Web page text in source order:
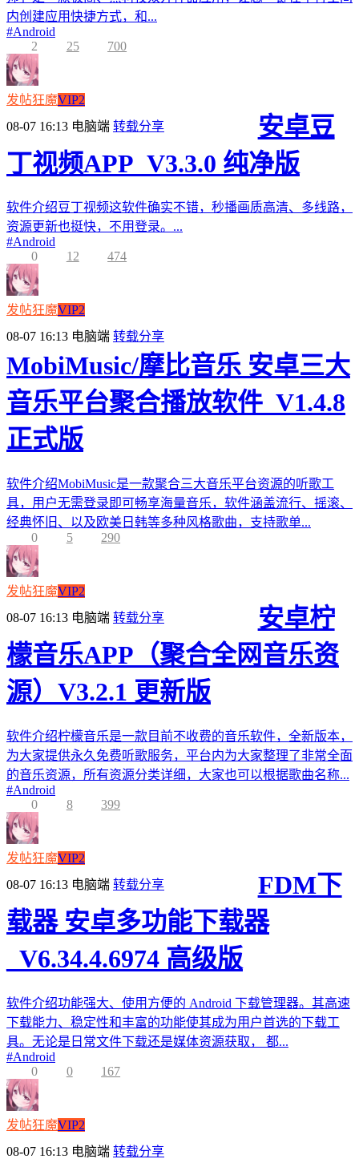
内创建应用快捷方式，和...
#Android
2
25 700
发帖狂魔VIP2
08-07 16:13 电脑端 转载分享
安卓豆
丁视频APP_V3.3.0 纯净版
软件介绍豆丁视频这软件确实不错，秒播画质高清、多线路，
资源更新也挺快，不用登录。...
#Android
0
12 474
发帖狂魔VIP2
08-07 16:13 电脑端 转载分享
MobiMusic/摩比音乐 安卓三大
音乐平台聚合播放软件_V1.4.8
正式版
软件介绍MobiMusic是一款聚合三大音乐平台资源的听歌工
具，用户无需登录即可畅享海量音乐，软件涵盖流行、摇滚、
经典怀旧、以及欧美日韩等多种风格歌曲，支持歌单...
0
5 290
发帖狂魔VIP2
08-07 16:13 电脑端 转载分享
安卓柠
檬音乐APP（聚合全网音乐资
源）V3.2.1 更新版
软件介绍柠檬音乐是一款目前不收费的音乐软件，全新版本，
为大家提供永久免费听歌服务，平台内为大家整理了非常全面
的音乐资源，所有资源分类详细，大家也可以根据歌曲名称...
#Android
0
8 399
发帖狂魔VIP2
08-07 16:13 电脑端 转载分享
FDM下
载器 安卓多功能下载器
_V6.34.4.6974 高级版
软件介绍功能强大、使用方便的 Android 下载管理器。其高速
下载能力、稳定性和丰富的功能使其成为用户首选的下载工
具。无论是日常文件下载还是媒体资源获取， 都...
#Android
0
0 167
发帖狂魔VIP2
08-07 16:13 电脑端 转载分享